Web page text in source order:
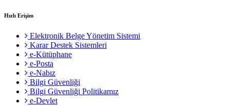
Hızlı Erişim
Elektronik Belge Yönetim Sistemi
Karar Destek Sistemleri
e-Kütüphane
e-Posta
e-Nabız
Bilgi Güvenliği
Bilgi Güvenliği Politikamız
e-Devlet